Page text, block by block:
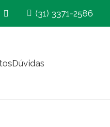
(31) 3371-2586
Dúvidas